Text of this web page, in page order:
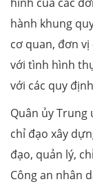
hình của các
hành khung
cơ quan, đơn
với tình hình
với các quy
Quân ủy Trung
chỉ đạo xây
đạo, quản lý,
Công an nhân